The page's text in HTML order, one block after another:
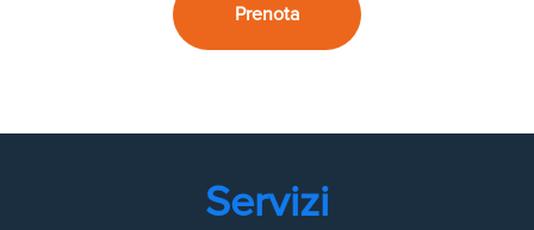
Prenota
Servizi